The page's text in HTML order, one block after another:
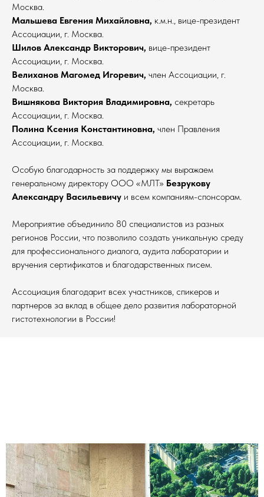
Москва.
Мальшева Евгения Михайловна, к.м.н., вице-президент
Ассоциации, г. Москва.
Шилов Александр Викторович, вице-президент
Ассоциации, г. Москва.
Велиханов Магомед Игоревич, член Ассоциации, г.
Москва.
Вишнякова Виктория Владимировна, секретарь
Ассоциации, г. Москва.
Полина Ксения Константиновна, член Правления
Ассоциации, г. Москва.
Особую благодарность за поддержку мы выражаем
генеральному директору ООО «МЛТ» Безрукову
Александру Васильевичу и всем компаниям-спонсорам.
Мероприятие объединило 80 специалистов из разных
регионов России, что позволило создать уникальную среду
для профессионального диалога, аудита лаборатории и
вручения сертификатов и благодарственных писем.
Ассоциация благодарит всех участников, спикеров и
партнеров за вклад в общее дело развития лабораторной
гистотехнологии в России!